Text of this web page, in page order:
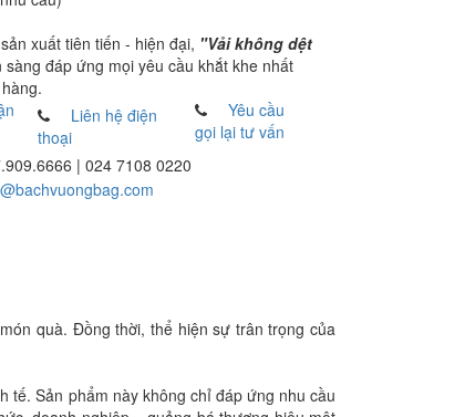
xuất tiên tiến - hiện đại, "Vải không dệt
đáp ứng mọi yêu cầu khắt khe nhất
Liên hệ điện
thoại
Yêu cầu
gọi lại tư vấn
| 024 7108 0220
quà. Đồng thời, thể hiện sự trân trọng của
tế. Sản phẩm này không chỉ đáp ứng nhu cầu